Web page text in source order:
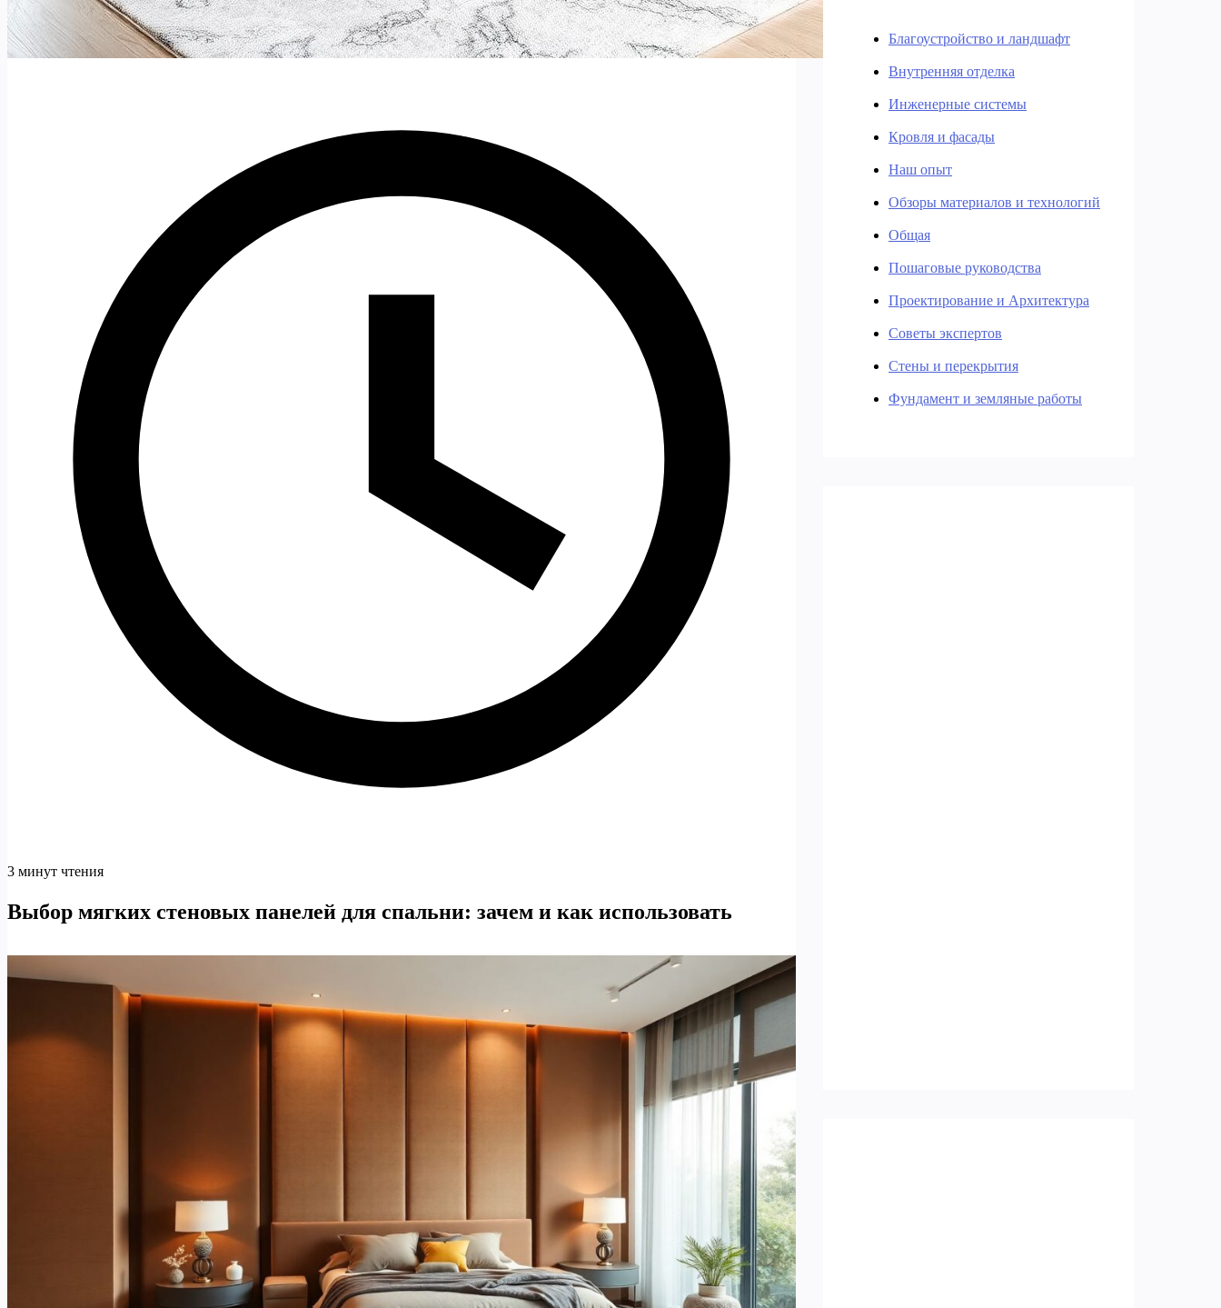
3 минут чтения
Выбор мягких стеновых панелей для спальни: зачем и как использовать
Благоустройство и ландшафт
Внутренняя отделка
Инженерные системы
Кровля и фасады
Наш опыт
Обзоры материалов и технологий
Общая
Пошаговые руководства
Проектирование и Архитектура
Советы экспертов
Стены и перекрытия
Фундамент и земляные работы